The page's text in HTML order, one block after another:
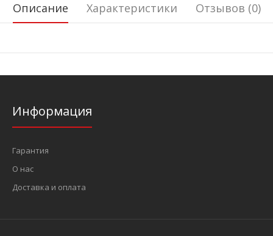
Описание Характеристики Отзывов (0)
Информация
Гарантия
О нас
Доставка и оплата